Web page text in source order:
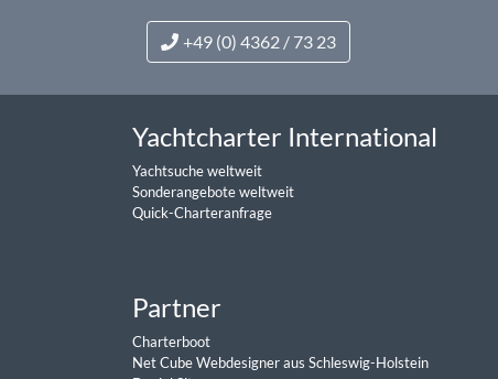
+49 (0) 4362 / 73 23
Yachtcharter International
Yachtsuche weltweit
Sonderangebote weltweit
Quick-Charteranfrage
Partner
Charterboot
Net Cube Webdesigner aus Schleswig-Holstein